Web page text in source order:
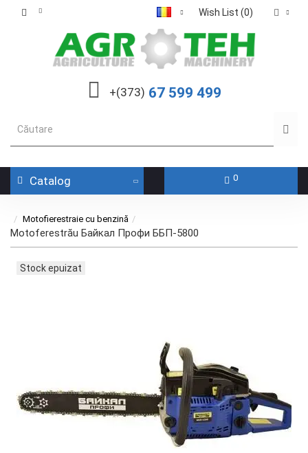
Wish List (0)
+(373) 67 599 499
Catalog 0
Motofierestraie cu benzină
Motoferestrău Байкал Профи ББП-5800
Stock epuizat